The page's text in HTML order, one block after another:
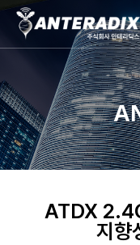
ATDX
지향